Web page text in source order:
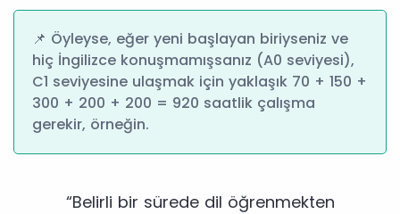
📌 Öyleyse, eğer yeni başlayan biriyseniz ve
hiç İngilizce konuşmamışsanız (A0 seviyesi),
C1 seviyesine ulaşmak için yaklaşık 70 + 150 +
300 + 200 + 200 = 920 saatlik çalışma
gerekir, örneğin.
“Belirli bir sürede dil öğrenmekten